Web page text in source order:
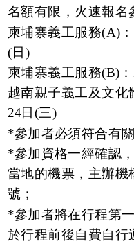
名額有限，火速報名
柬埔寨義工服務(A)
(日)
柬埔寨義工服務(B)
越南親子義工及文化
24日(三)
*參加者必須符合有
*參加資格一經確認
當地的機票，主辦機
號；
*參加者將在行程第
於行程前後自費自行